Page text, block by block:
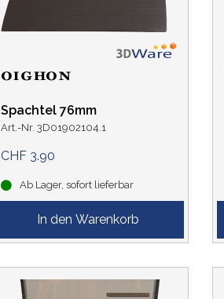
Spachtel 76mm
Art.-Nr. 3D01902104.1
CHF 3.90
Ab Lager, sofort lieferbar